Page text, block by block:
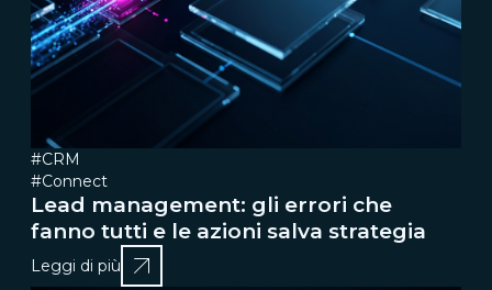
#CRM
#Connect
Lead management: gli errori che
fanno tutti e le azioni salva strategia
Leggi di più